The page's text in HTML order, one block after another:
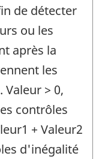
de détecter
ou les
après la
les
> 0,
contrôles
+ Valeur2
d'inégalité